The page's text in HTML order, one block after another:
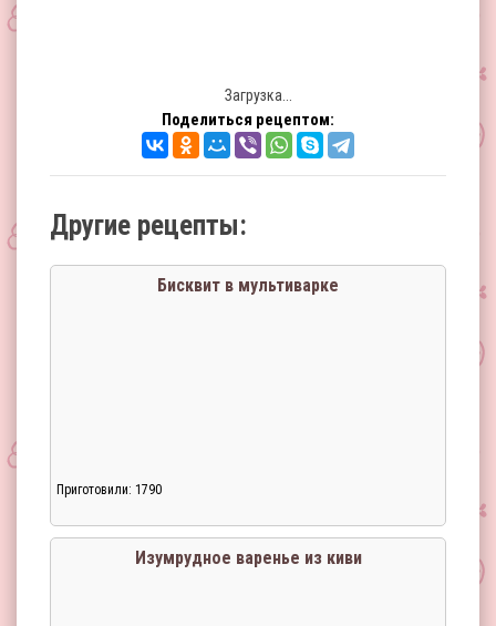
Загрузка...
Поделиться рецептом:
Другие рецепты:
Бисквит в мультиварке
Приготовили: 1790
Изумрудное варенье из киви